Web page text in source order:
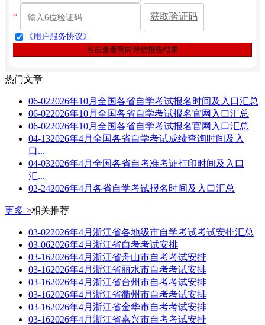
* 获取验证码
《用户服务协议》
点击查看意向评估报告结果
热门文章
06-022026年10月全国各省自学考试报名时间及入口汇总
06-022026年10月全国各省自学考试报名官网入口汇总
06-022026年10月全国各省自学考试报名官网入口汇总
04-132026年4月全国各省自学考试成绩查询时间及入
口...
04-032026年4月全国各省自考准考证打印时间及入口
汇...
02-242026年4月各省自学考试报名时间及入口汇总
更多 >相关推荐
03-022026年4月浙江省各地级市自学考试考试安排汇总
03-062026年4月浙江省自考考试安排
03-162026年4月浙江省舟山市自考考试安排
03-162026年4月浙江省丽水市自考考试安排
03-162026年4月浙江省台州市自考考试安排
03-162026年4月浙江省衢州市自考考试安排
03-162026年4月浙江省金华市自考考试安排
03-162026年4月浙江省嘉兴市自考考试安排